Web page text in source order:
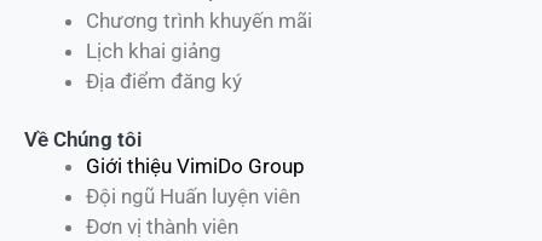
Chương trình khuyến mãi
Lịch khai giảng
Địa điểm đăng ký
Về Chúng tôi
Giới thiệu VimiDo Group
Đội ngũ Huấn luyện viên
Đơn vị thành viên